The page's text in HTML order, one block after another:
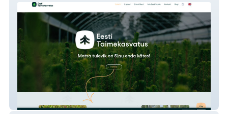
Eesti Taimekasvatus